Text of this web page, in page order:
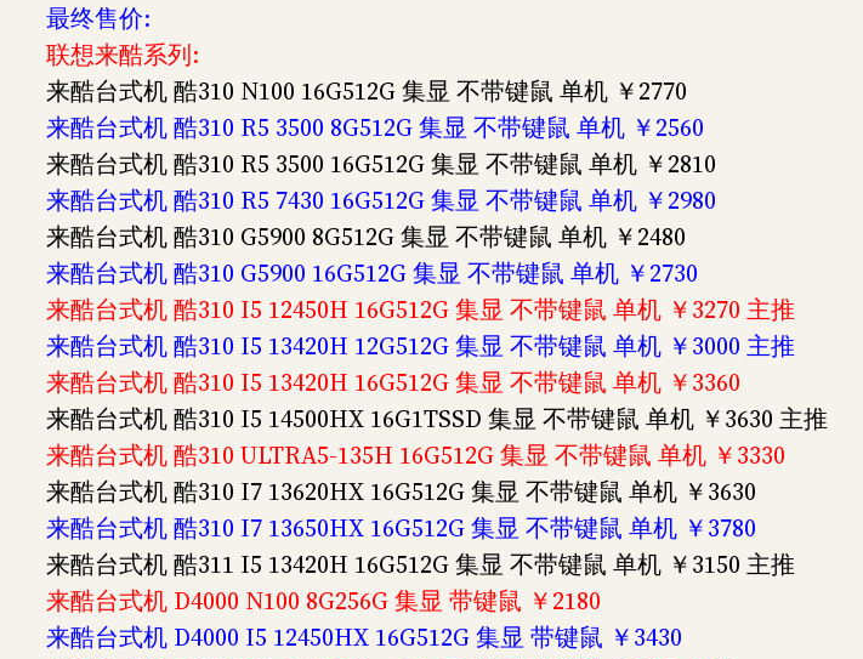
最终售价:
联想来酷系列:
来酷台式机 酷310 N100 16G512G 集显 不带键鼠 单机 ￥2770
来酷台式机 酷310 R5 3500 8G512G 集显 不带键鼠 单机 ￥2560
来酷台式机 酷310 R5 3500 16G512G 集显 不带键鼠 单机 ￥2810
来酷台式机 酷310 R5 7430 16G512G 集显 不带键鼠 单机 ￥2980
来酷台式机 酷310 G5900 8G512G 集显 不带键鼠 单机 ￥2480
来酷台式机 酷310 G5900 16G512G 集显 不带键鼠 单机 ￥2730
来酷台式机 酷310 I5 12450H 16G512G 集显 不带键鼠 单机 ￥3270 主推
来酷台式机 酷310 I5 13420H 12G512G 集显 不带键鼠 单机 ￥3000 主推
来酷台式机 酷310 I5 13420H 16G512G 集显 不带键鼠 单机 ￥3360
来酷台式机 酷310 I5 14500HX 16G1TSSD 集显 不带键鼠 单机 ￥3630 主推
来酷台式机 酷310 ULTRA5-135H 16G512G 集显 不带键鼠 单机 ￥3330
来酷台式机 酷310 I7 13620HX 16G512G 集显 不带键鼠 单机 ￥3630
来酷台式机 酷310 I7 13650HX 16G512G 集显 不带键鼠 单机 ￥3780
来酷台式机 酷311 I5 13420H 16G512G 集显 不带键鼠 单机 ￥3150 主推
来酷台式机 D4000 N100 8G256G 集显 带键鼠 ￥2180
来酷台式机 D4000 I5 12450HX 16G512G 集显 带键鼠 ￥3430